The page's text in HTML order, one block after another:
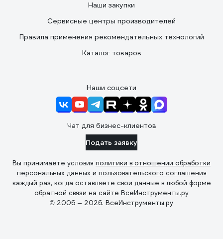
Наши закупки
Сервисные центры производителей
Правила применения рекомендательных технологий
Каталог товаров
Наши соцсети
Чат для бизнес-клиентов
Подать заявку
Вы принимаете условия политики в отношении обработки
персональных данных и пользовательского соглашения
каждый раз, когда оставляете свои данные в любой форме
обратной связи на сайте ВсеИнструменты.ру
© 2006 — 2026. ВсеИнструменты.ру